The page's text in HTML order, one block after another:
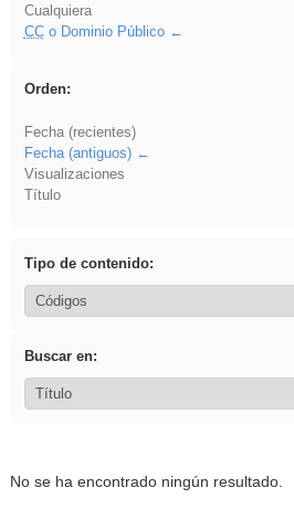
Cualquiera
CCo Dominio Público
Orden:
Fecha (recientes)
Fecha (antiguos)
Visualizaciones
Título
Tipo de contenido:
Buscar en:
No se ha encontrado ningún resultado.